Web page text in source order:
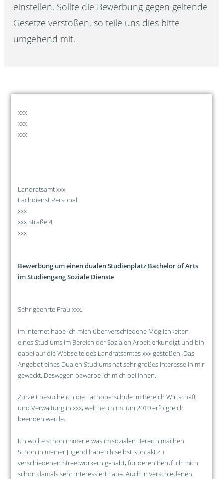
einstellen. Sollte die Bewerbung gegen geltende
Gesetze verstoßen, so teile uns dies bitte
umgehend mit.
xxx
xxx
xxx
Landratsamt xxx
Fachdienst Personal
xxx
xxx Straße 4
xxx
Bewerbung um einen dualen Studienplatz Bachelor of Arts
im Studiengang Soziale Dienste
Sehr geehrte Frau xxx,
im Internet habe ich mich über verschiedene Möglichkeiten
eines Studiums im Bereich der Sozialen Arbeit erkundigt und bin
dabei auf die Webseite des Landratsamtes xxx gestoßen. Das
Angebot eines Dualen Studiums hat sehr großes Interesse in mir
geweckt. Deswegen bewerbe ich mich bei Ihnen.
Zurzeit besuche ich die Fachoberschule im Bereich Wirtschaft
und Verwaltung in xxx, welche ich im Juni 2010 erfolgreich
beenden werde.
Ich wollte schon immer etwas im sozialen Bereich machen.
Schon in meiner Jugend habe ich selbst Kontakt zu
verschiedenen Streetworkern gehabt, für deren Beruf ich mich
schon damals sehr interessiert habe. Auch in verschiedenen